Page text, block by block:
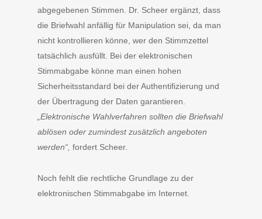
abgegebenen Stimmen. Dr. Scheer ergänzt, dass
die Briefwahl anfällig für Manipulation sei, da man
nicht kontrollieren könne, wer den Stimmzettel
tatsächlich ausfüllt. Bei der elektronischen
Stimmabgabe könne man einen hohen
Sicherheitsstandard bei der Authentifizierung und
der Übertragung der Daten garantieren.
„Elektronische Wahlverfahren sollten die Briefwahl
ablösen oder zumindest zusätzlich angeboten
werden“, fordert Scheer.
Noch fehlt die rechtliche Grundlage zu der
elektronischen Stimmabgabe im Internet.